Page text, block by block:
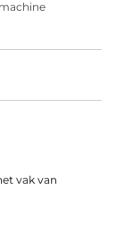
vak van